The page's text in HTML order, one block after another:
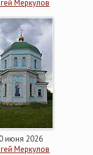
Меркулов
июня 2026
Меркулов